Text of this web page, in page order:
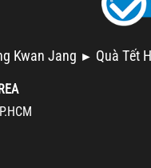
Kwan Jang ► Quà Tết